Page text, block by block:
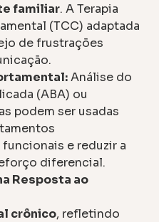
familiar. A Terapia
(TCC) adaptada
de frustrações
Análise do
(ABA) ou
podem ser usadas
e reduzir a
diferencial.
Resposta ao
crônico, refletindo